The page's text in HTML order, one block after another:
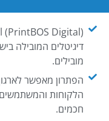
מובילים.
הפתרון מאפשר
הלקוחות והמשתמשים
חכמים.